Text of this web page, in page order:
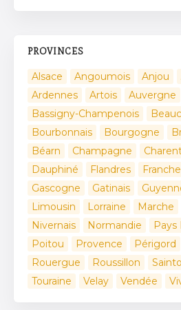
PROVINCES
Alsace Angoumois Anjou
Ardennes
Artois
Auvergne
Bassigny-Champenois
Bourbonnais
Bourgogne
Béarn
Champagne
Dauphiné
Flandres
Gascogne
Gatinais
Limousin
Lorraine Marche
Nivernais
Normandie Pays
Poitou
Provence Périgord
Rouergue
Roussillon
Touraine
Velay Vendée